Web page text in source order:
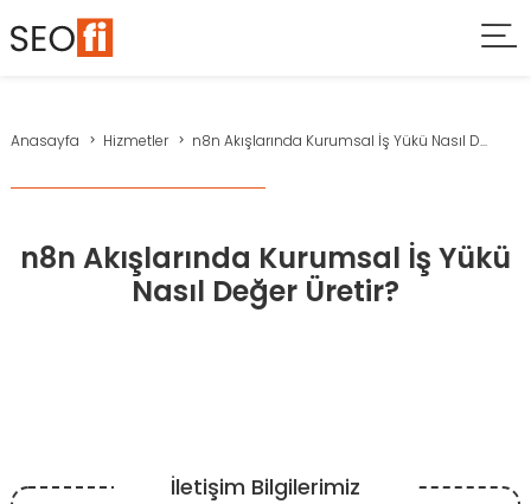
Anasayfa Hizmetler n8n Akışlarında Kurumsal İş Yükü Nasıl D...
n8n Akışlarında Kurumsal İş Yükü
Nasıl Değer Üretir?
İletişim Bilgilerimiz